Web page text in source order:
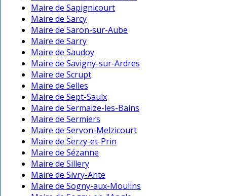
Maire de Sapignicourt
Maire de Sarcy
Maire de Saron-sur-Aube
Maire de Sarry
Maire de Saudoy
Maire de Savigny-sur-Ardres
Maire de Scrupt
Maire de Selles
Maire de Sept-Saulx
Maire de Sermaize-les-Bains
Maire de Sermiers
Maire de Servon-Melzicourt
Maire de Serzy-et-Prin
Maire de Sézanne
Maire de Sillery
Maire de Sivry-Ante
Maire de Sogny-aux-Moulins